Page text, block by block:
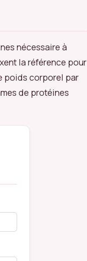
nécessaire à
la référence pour
poids corporel par
de protéines